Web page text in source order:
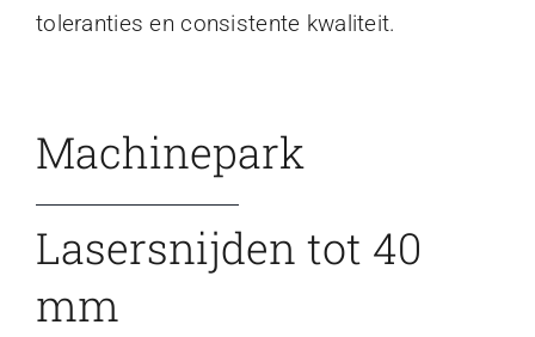
toleranties en consistente kwaliteit.
Machinepark
Lasersnijden tot 40
mm